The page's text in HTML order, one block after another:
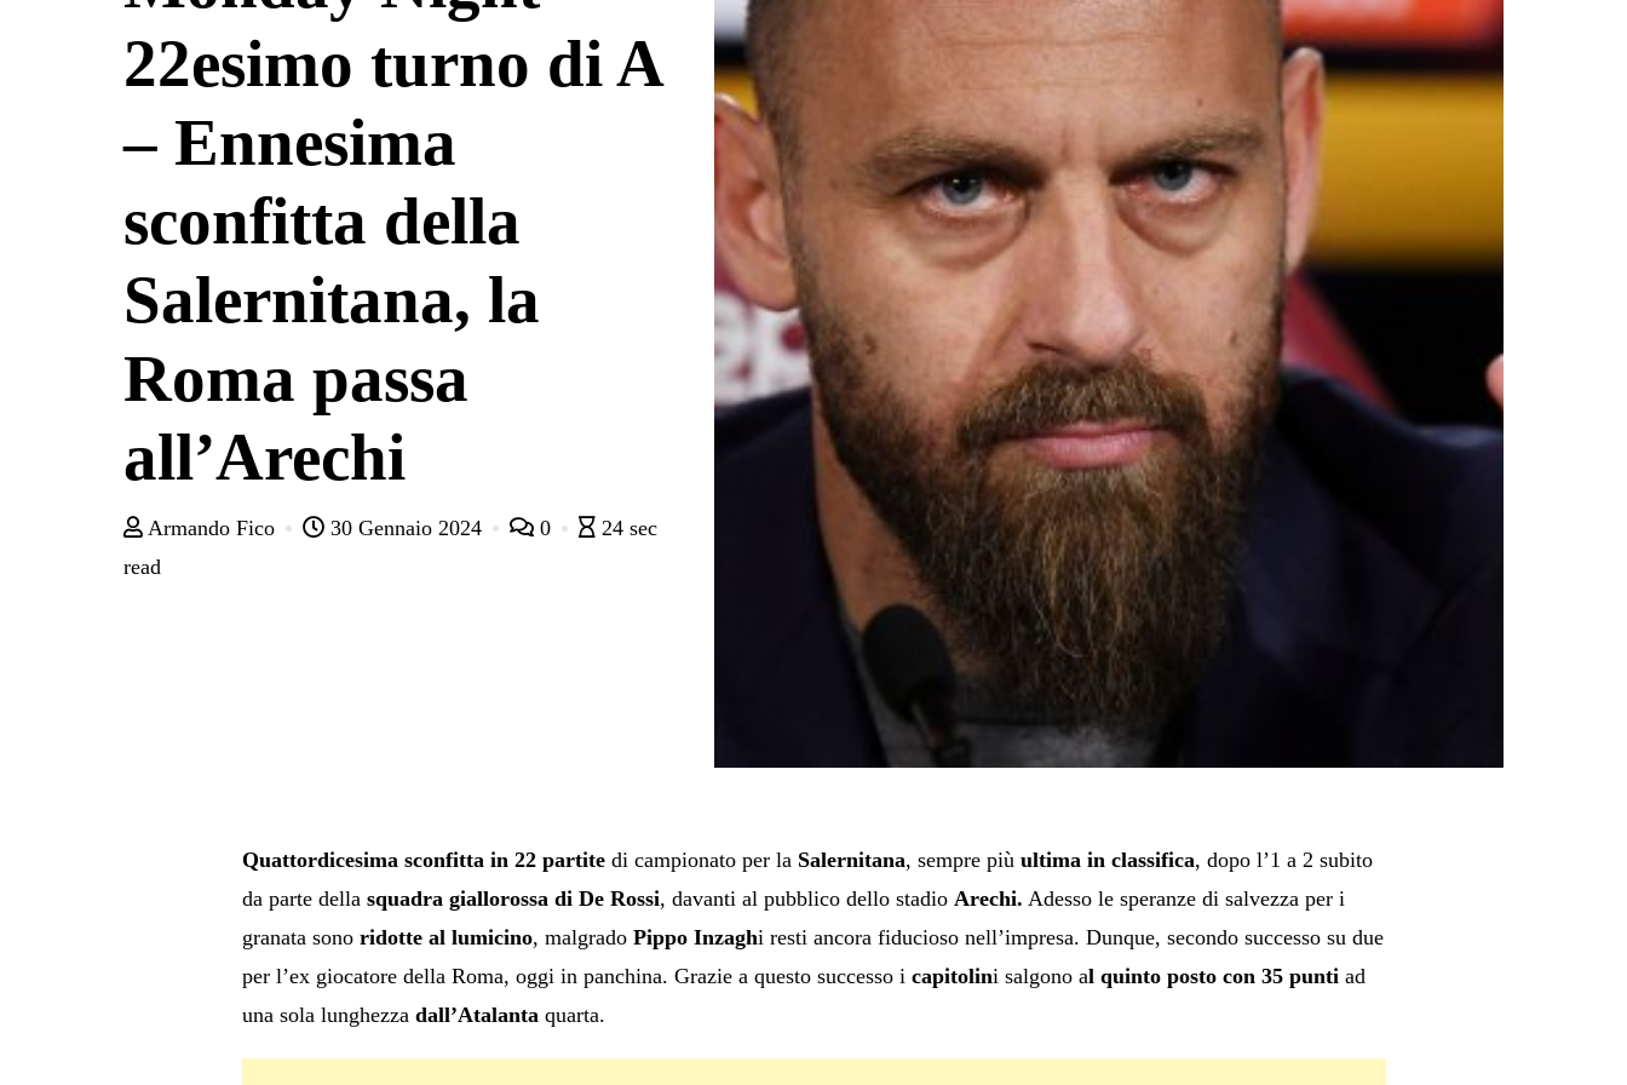
22esimo turno di A
– Ennesima
sconfitta della
Salernitana, la
Roma passa
all’Arechi
Armando Fico 30 Gennaio 2024 0
24 sec
read
Quattordicesima sconfitta in 22 partitedi campionato per laSalernitana, sempre piùultima in classifica, dopo l’1 a 2 subito
da parte dellasquadra giallorossa di De Rossi, davanti al pubblico dello stadio Arechi. Adesso le speranze di salvezza per i
granata sonoridotte al lumicino, malgrado Pippo Inzaghi resti ancora fiducioso nell’impresa. Dunque, secondo successo su due
per l’ex giocatore della Roma, oggi in panchina. Grazie a questo successo icapitolini salgono al quinto posto con 35 puntiad
una sola lunghezzadall’Atalantaquarta.